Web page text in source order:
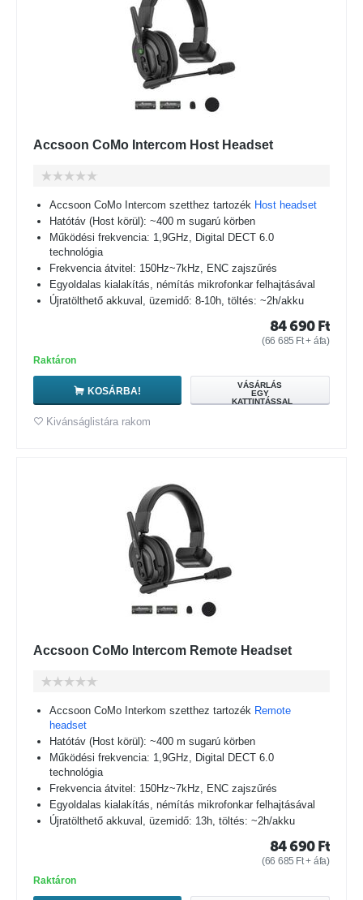
Accsoon CoMo Intercom Host Headset
Accsoon CoMo Intercom szetthez tartozék Host headset
Hatótáv (Host körül): ~400 m sugarú körben
Működési frekvencia: 1,9GHz, Digital DECT 6.0
technológia
Frekvencia átvitel: 150Hz~7kHz, ENC zajszűrés
Egyoldalas kialakítás, némítás mikrofonkar felhajtásával
Újratölthető akkuval, üzemidő: 8-10h, töltés: ~2h/akku
84 690 Ft
(66 685 Ft+ áfa)
Raktáron
KOSÁRBA!
VÁSÁRLÁS
EGY
KATTINTÁSSAL
Kivánságlistára rakom
Accsoon CoMo Intercom Remote Headset
Accsoon CoMo Interkom szetthez tartozék Remote
headset
Hatótáv (Host körül): ~400 m sugarú körben
Működési frekvencia: 1,9GHz, Digital DECT 6.0
technológia
Frekvencia átvitel: 150Hz~7kHz, ENC zajszűrés
Egyoldalas kialakítás, némítás mikrofonkar felhajtásával
Újratölthető akkuval, üzemidő: 13h, töltés: ~2h/akku
84 690 Ft
(66 685 Ft+ áfa)
Raktáron